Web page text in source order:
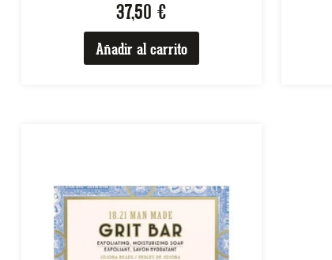
37,50 €
Añadir al carrito